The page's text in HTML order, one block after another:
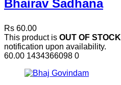
Bhairav Sadhana
Rs 60.00
This product is OUT OF STOCK
notification upon availability.
60.00 1434366098 0